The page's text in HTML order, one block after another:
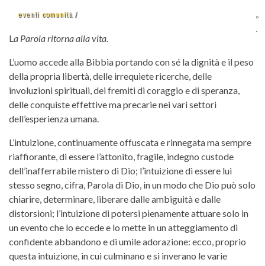
eventi comunità
L a Parola ritorna alla vita.
L’uomo accede alla Bibbia portando con sé la dignità e il peso
della propria libertà, delle irrequiete ricerche, delle
involuzioni spirituali, dei fremiti di coraggio e di speranza,
delle conquiste effettive ma precarie nei vari settori
dell’esperienza umana.
L’intuizione, continuamente offuscata e rinnegata ma sempre
riaffiorante, di essere l’attonito, fragile, indegno custode
dell’inafferrabile mistero di Dio; l’intuizione di essere lui
stesso segno, cifra, Parola di Dio, in un modo che Dio può solo
chiarire, determinare, liberare dalle ambiguità e dalle
distorsioni; l’intuizione di potersi pienamente attuare solo in
un evento che lo eccede e lo mette in un atteggiamento di
confidente abbandono e di umile adorazione: ecco, proprio
questa intuizione, in cui culminano e si inverano le varie